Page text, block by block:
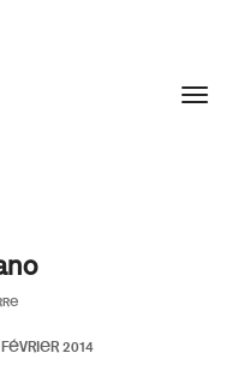
FÉVRIER 2014